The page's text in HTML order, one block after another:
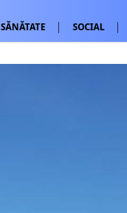
SĂNĂTATE SOCIAL